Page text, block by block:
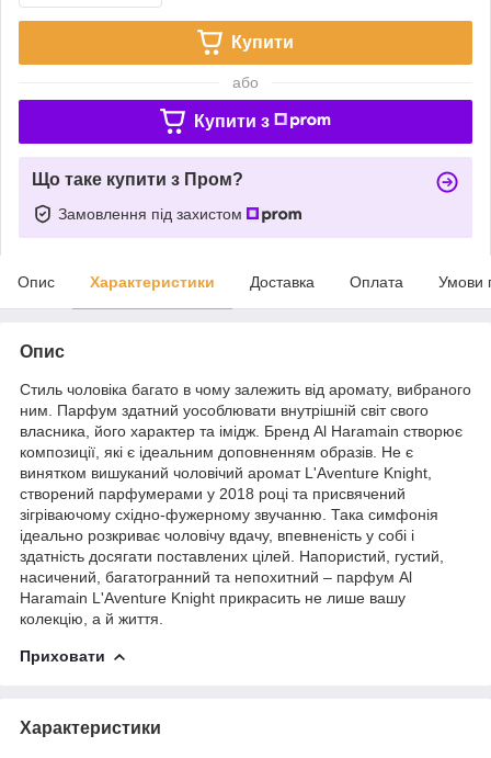
Купити
або
Купити з
Що таке купити з Пром?
Замовлення під захистом
Опис Характеристики Доставка Оплата Умови
Опис
Стиль чоловіка багато в чому залежить від аромату, вибраного
ним. Парфум здатний уособлювати внутрішній світ свого
власника, його характер та імідж. Бренд Al Haramain створює
композиції, які є ідеальним доповненням образів. Не є
винятком вишуканий чоловічий аромат L'Aventure Knight,
створений парфумерами у 2018 році та присвячений
зігріваючому східно-фужерному звучанню. Така симфонія
ідеально розкриває чоловічу вдачу, впевненість у собі і
здатність досягати поставлених цілей. Напористий, густий,
насичений, багатогранний та непохитний – парфум Al
Haramain L'Aventure Knight прикрасить не лише вашу
колекцію, а й життя.
Приховати
Характеристики